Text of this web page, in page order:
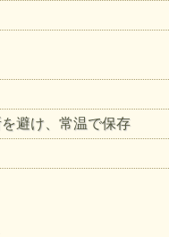
奨量の約8割が補えま
素が豊富。クロロフィ
、カロチノイドの橙黄
樹齢数十年から数百年
って成長します。
避け、常温で保存